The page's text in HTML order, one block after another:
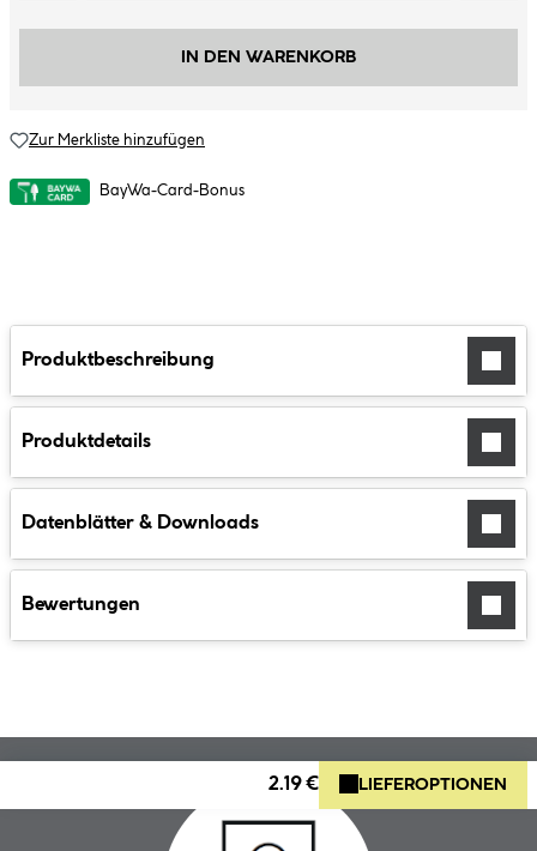
IN DEN WARENKORB
Zur Merkliste hinzufügen
BayWa-Card-Bonus
Produktbeschreibung
Produktdetails
Datenblätter & Downloads
Bewertungen
2.19 € LIEFEROPTIONEN